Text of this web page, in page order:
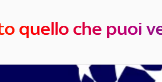
quello che puoi